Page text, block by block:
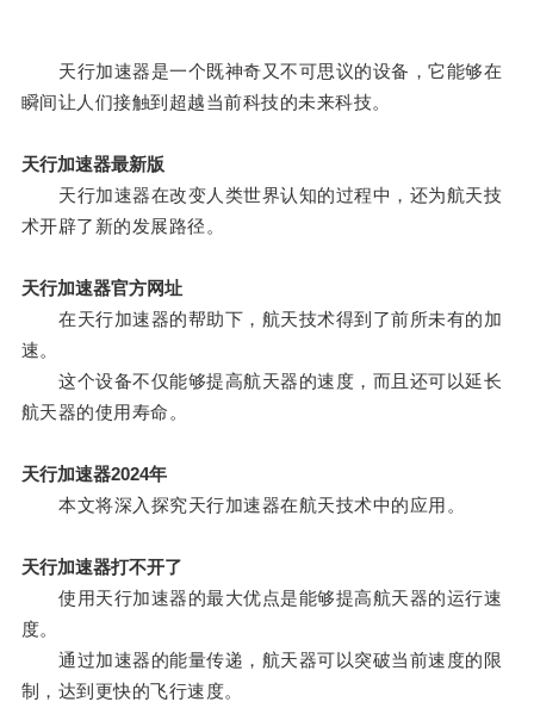
天行加速器是一个既神奇又不可思议的设备，它能够在
瞬间让人们接触到超越当前科技的未来科技。
天行加速器最新版
天行加速器在改变人类世界认知的过程中，还为航天技
术开辟了新的发展路径。
天行加速器官方网址
在天行加速器的帮助下，航天技术得到了前所未有的加
速。
这个设备不仅能够提高航天器的速度，而且还可以延长
航天器的使用寿命。
天行加速器2024年
本文将深入探究天行加速器在航天技术中的应用。
天行加速器打不开了
使用天行加速器的最大优点是能够提高航天器的运行速
度。
通过加速器的能量传递，航天器可以突破当前速度的限
制，达到更快的飞行速度。